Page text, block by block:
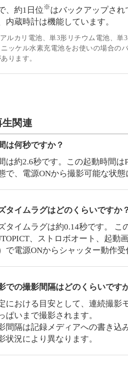
、約1日位※はバックアップさ
内蔵時計は機能しています。
ルカリ電池、単3形リチウム電池、単
ッケル水素充電池をお使いの場合の
ります。
関連
は何秒ですか？
は約2.6秒です。この起動時間
で、電源ONから撮影可能な状
タイムラグはどのくらいですか
タイムラグは約0.14秒です。 こ
、ストロボオート、起動
で電源ONからシャッター動作
での撮影間隔はどのくらいです
における目安として、連続撮影
ぱいまで撮影されます。
間隔は記録メディアへの書き込
状況により異なります。